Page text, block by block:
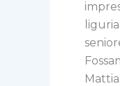
Mattia